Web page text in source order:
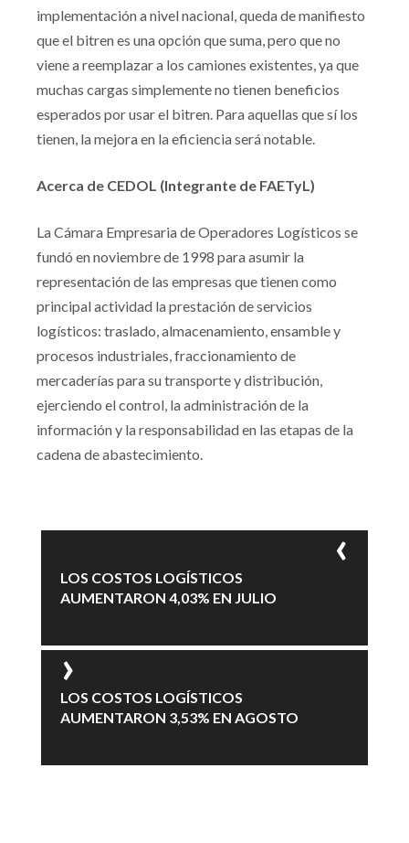
implementación a nivel nacional, queda de manifiesto
que el bitren es una opción que suma, pero que no
viene a reemplazar a los camiones existentes, ya que
muchas cargas simplemente no tienen beneficios
esperados por usar el bitren. Para aquellas que sí los
tienen, la mejora en la eficiencia será notable.
Acerca de CEDOL (Integrante de FAETyL)
La Cámara Empresaria de Operadores Logísticos se
fundó en noviembre de 1998 para asumir la
representación de las empresas que tienen como
principal actividad la prestación de servicios
logísticos: traslado, almacenamiento, ensamble y
procesos industriales, fraccionamiento de
mercaderías para su transporte y distribución,
ejerciendo el control, la administración de la
información y la responsabilidad en las etapas de la
cadena de abastecimiento.
LOS COSTOS LOGÍSTICOS
AUMENTARON 4,03% EN JULIO
LOS COSTOS LOGÍSTICOS
AUMENTARON 3,53% EN AGOSTO